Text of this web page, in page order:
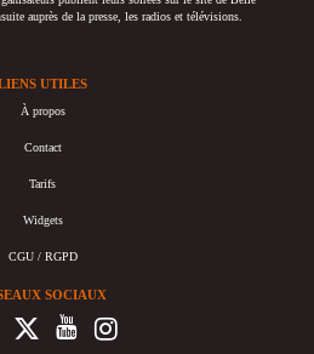
auprès de la presse, les radios et télévisions.
UTILES
À propos
Contact
Tarifs
Widgets
CGU / RGPD
SOCIAUX